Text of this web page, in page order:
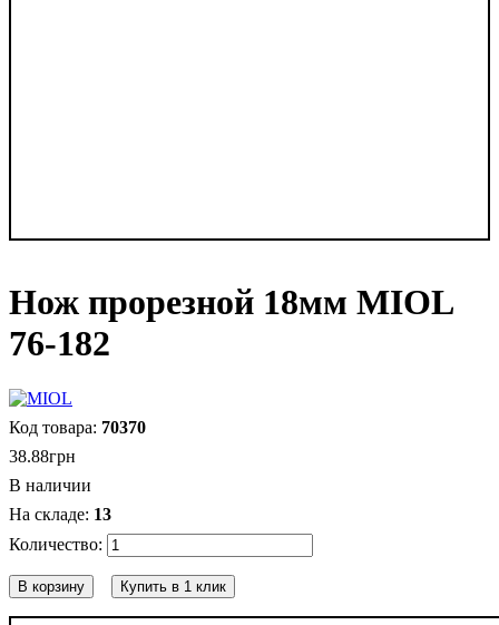
Нож прорезной 18мм MIOL
76-182
70370
38.88грн
В наличии
13
В корзину Купить в 1 клик